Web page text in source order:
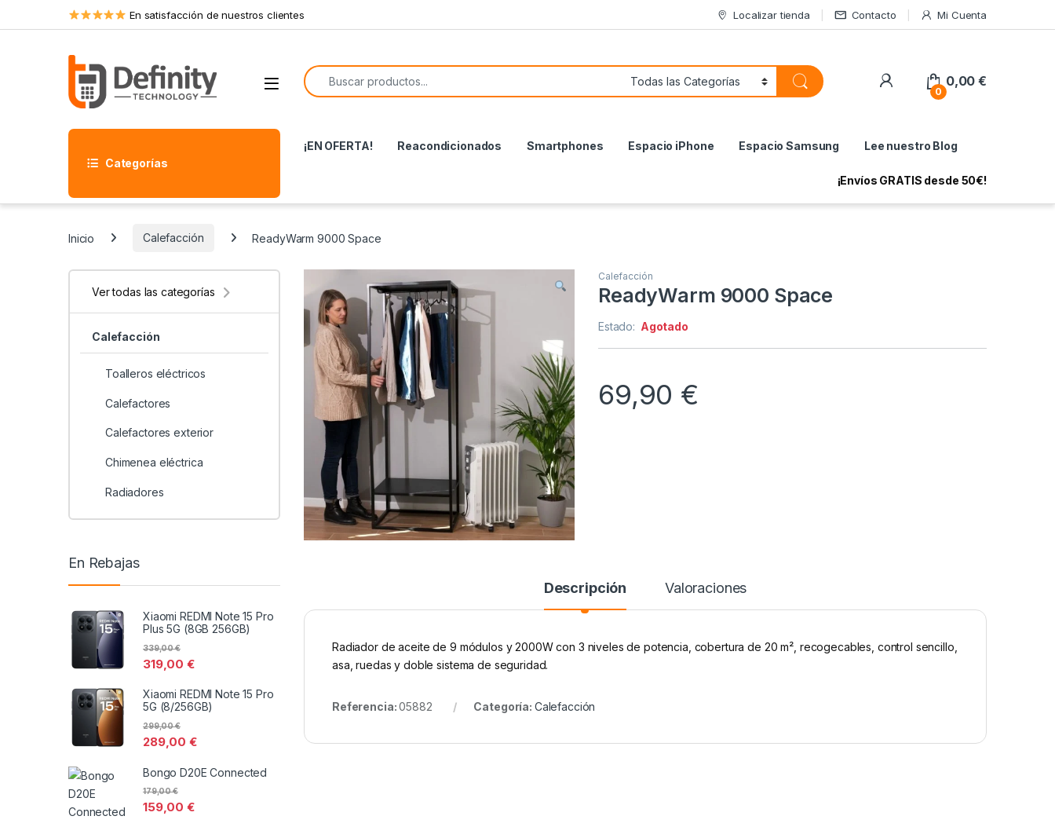
Skip to navigation
Skip to content En satisfacción de nuestros clientes Localizar tienda Contacto Mi Cuenta
Open
Search for:
My Account
0
0,00€
Categorías
¡EN OFERTA! Reacondicionados Smartphones Espacio iPhone Espacio Samsung Lee nuestro Blog
¡Envíos GRATIS desde 50€!
Inicio Calefacción ReadyWarm 9000 Space
Calefacción
ReadyWarm 9000 Space
Estado: Agotado
69,90 €
Descripción Valoraciones
Radiador de aceite de 9 módulos y 2000W con 3 niveles de potencia, cobertura de 20 m², recogecables, control sencillo,
asa, ruedas y doble sistema de seguridad.
Referencia:05882 Categoría: Calefacción
Ver todas las categorías
Calefacción
Toalleros eléctricos
Calefactores
Calefactores exterior
Chimenea eléctrica
Radiadores
En Rebajas
Xiaomi REDMI Note 15 Pro
Plus 5G (8GB 256GB)
319,00€
339,00€
Xiaomi REDMI Note 15 Pro
5G (8/256GB)
289,00€
299,00€
Bongo D20E Connected
159,00€
179,00€